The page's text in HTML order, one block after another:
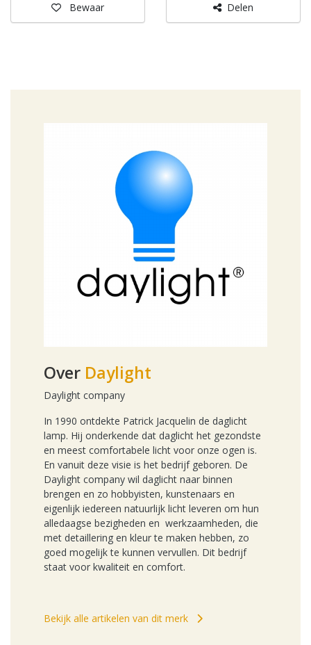
Bewaar Delen
Over Daylight
Daylight company
In 1990 ontdekte Patrick Jacquelin de daglicht
lamp. Hij onderkende dat daglicht het gezondste
en meest comfortabele licht voor onze ogen is.
En vanuit deze visie is het bedrijf geboren. De
Daylight company wil daglicht naar binnen
brengen en zo hobbyisten, kunstenaars en
eigenlijk iedereen natuurlijk licht leveren om hun
alledaagse bezigheden en werkzaamheden, die
met detaillering en kleur te maken hebben, zo
goed mogelijk te kunnen vervullen. Dit bedrijf
staat voor kwaliteit en comfort.
Bekijk alle artikelen van dit merk